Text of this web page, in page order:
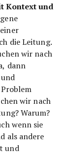
Kontext und
die Leitung.
wir nach
dann
wir nach
Warum?
wenn sie
als andere
und